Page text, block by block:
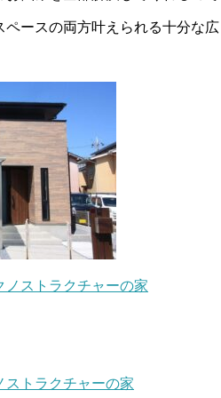
ペースの両方叶えられる十分な
ノストラクチャーの家
ストラクチャーの家